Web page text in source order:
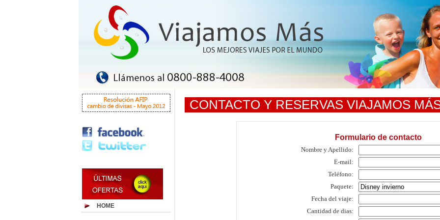
HOME
CONTACTO Y RESERVAS VIAJAMOS
Formulario de contacto
Nombre y Apellido:
E-mail:
Teléfono:
Paquete:
Fecha del viaje:
Cantidad de dias: